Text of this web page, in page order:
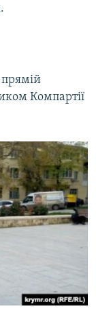
Компартії